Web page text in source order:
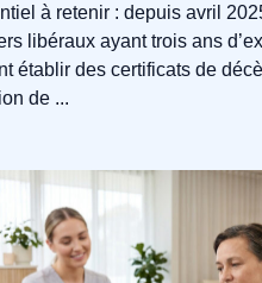
à retenir : depuis avril
libéraux ayant trois ans
établir des certificats de
de ...